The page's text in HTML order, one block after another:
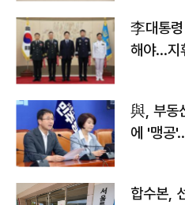
李대통
해야…지
與, 부동
에 '맹공
합수본,